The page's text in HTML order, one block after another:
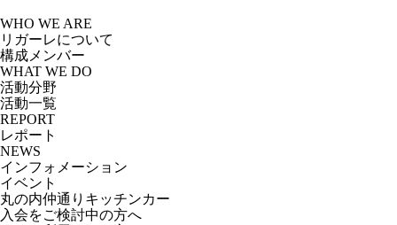
to
the
content
WHO WE ARE
リガーレについて
構成メンバー
WHAT WE DO
活動分野
活動一覧
REPORT
レポート
NEWS
インフォメーション
イベント
丸の内仲通りキッチンカー
入会をご検討中の方へ